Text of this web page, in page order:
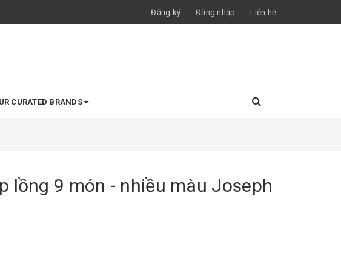
Đăng ký Đăng nhập Liên hệ
CURATED BRANDS
lồng 9 món - nhiều màu Joseph